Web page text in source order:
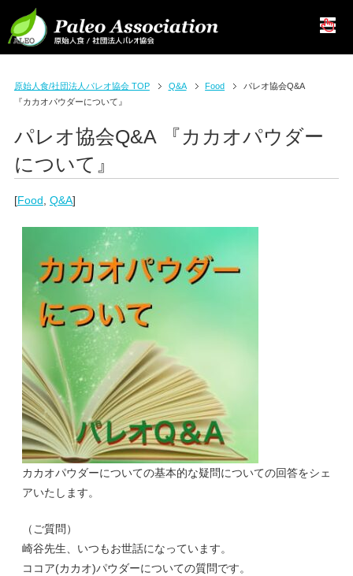
原始人食/社団法人パレオ協会 TOP Q&A Food
パレオ協会Q&A
『カカオパウダーについて』
パレオ協会Q&A 『カカオパウダー
について』
[Food Q&A]
カカオパウダーについての基本的な疑問についての回答をシェ
アいたします。
（ご質問）
崎谷先生、いつもお世話になっています。
ココア(カカオ)パウダーについての質問です。